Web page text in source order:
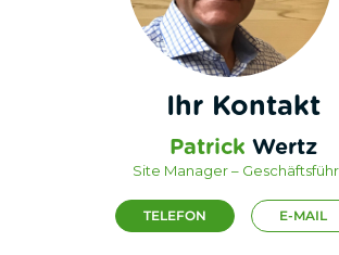
Ihr Kontakt
Patrick Wertz
Site Manager –
TELEFON E-MAIL